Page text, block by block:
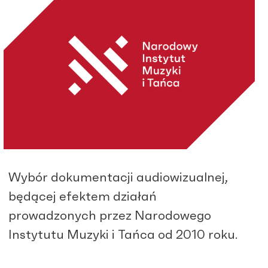
Wybór dokumentacji audiowizualnej,
będącej efektem działań
prowadzonych przez Narodowego
Instytutu Muzyki i Tańca od 2010 roku.